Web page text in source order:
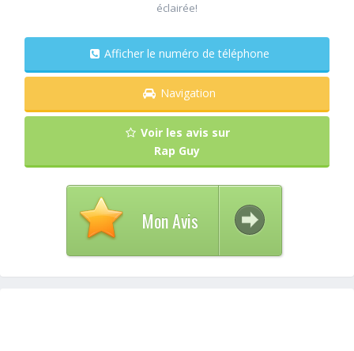
éclairée!
Afficher le numéro de téléphone
Navigation
Voir les avis sur
Rap Guy
Mon Avis